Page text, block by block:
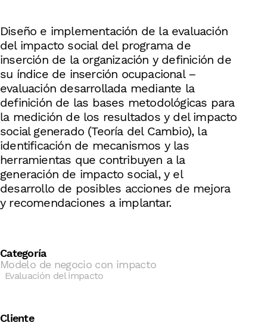
Diseño e implementación de la evaluación
del impacto social del programa de
inserción de la organización y definición de
su índice de inserción ocupacional –
evaluación desarrollada mediante la
definición de las bases metodológicas para
la medición de los resultados y del impacto
social generado (Teoría del Cambio), la
identificación de mecanismos y las
herramientas que contribuyen a la
generación de impacto social, y el
desarrollo de posibles acciones de mejora
y recomendaciones a implantar.
Categoría
Modelo de negocio con impacto
Evaluación del impacto
Cliente